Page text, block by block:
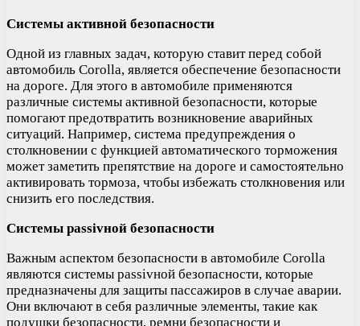
Системы активной безопасности
Одной из главных задач, которую ставит перед собой
автомобиль Corolla, является обеспечение безопасности
на дороге. Для этого в автомобиле применяются
различные системы активной безопасности, которые
помогают предотвратить возникновение аварийных
ситуаций. Например, система предупреждения о
столкновении с функцией автоматического торможения
может заметить препятствие на дороге и самостоятельно
активировать тормоза, чтобы избежать столкновения или
снизить его последствия.
Системы passivной безопасности
Важным аспектом безопасности в автомобиле Corolla
являются системы passivной безопасности, которые
предназначены для защиты пассажиров в случае аварии.
Они включают в себя различные элементы, такие как
подушки безопасности, ремни безопасности и